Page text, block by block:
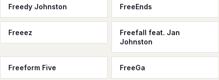
Freedy Johnston FreeEnds
Freeez
Freefall feat. Jan
Johnston
Freeform Five FreeGa